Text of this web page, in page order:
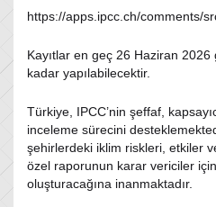
https://apps.ipcc.ch/comments/
Kayıtlar en geç 26 Haziran 2026
kadar yapılabilecektir.
Türkiye, IPCC’nin şeffaf,
inceleme sürecini
şehirlerdeki iklim riskleri, etkiler
özel raporunun karar vericiler
oluşturacağına inanmaktadır.